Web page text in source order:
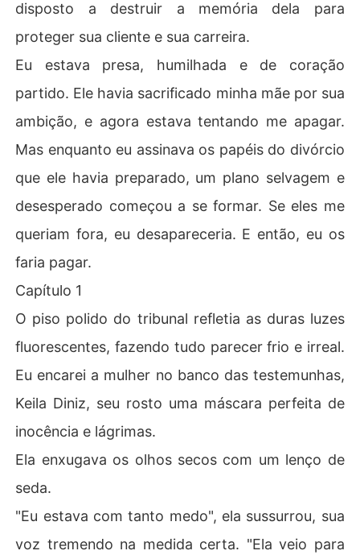
disposto a destruir a memória dela para
proteger sua cliente e sua carreira.
Eu estava presa, humilhada e de coração
partido. Ele havia sacrificado minha mãe por sua
ambição, e agora estava tentando me apagar.
Mas enquanto eu assinava os papéis do divórcio
que ele havia preparado, um plano selvagem e
desesperado começou a se formar. Se eles me
queriam fora, eu desapareceria. E então, eu os
faria pagar.
Capítulo 1
O piso polido do tribunal refletia as duras luzes
fluorescentes, fazendo tudo parecer frio e irreal.
Eu encarei a mulher no banco das testemunhas,
Keila Diniz, seu rosto uma máscara perfeita de
inocência e lágrimas.
Ela enxugava os olhos secos com um lenço de
seda.
"Eu estava com tanto medo", ela sussurrou, sua
voz tremendo na medida certa. "Ela veio para